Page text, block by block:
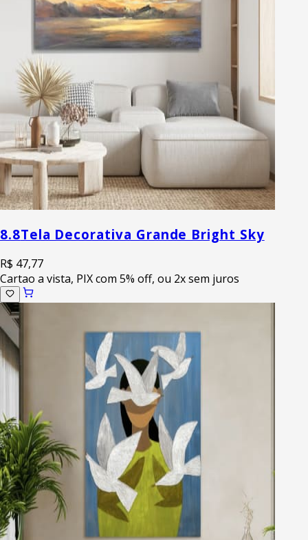
8.8Tela Decorativa Grande Bright Sky
R$ 47,77
Cartao a vista, PIX com 5% off, ou 2x sem juros